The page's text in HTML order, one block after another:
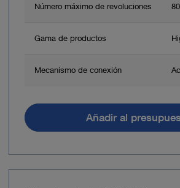
Número máximo de revoluciones
Gama de productos
Mecanismo de conexión
Añadir al